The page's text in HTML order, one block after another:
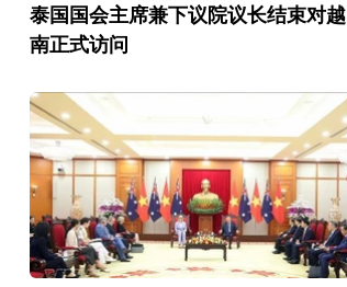
泰国国会主席兼下议院议长结束对越
南正式访问